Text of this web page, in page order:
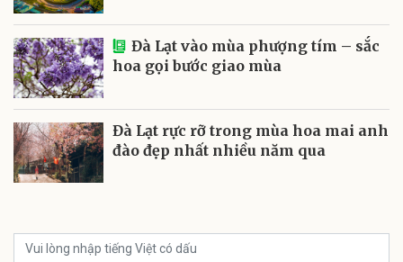
Đà Lạt vào mùa phượng tím – sắc
hoa gọi bước giao mùa
Đà Lạt rực rỡ trong mùa hoa mai anh
đào đẹp nhất nhiều năm qua